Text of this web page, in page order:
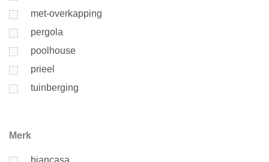
met-overkapping
pergola
poolhouse
prieel
tuinberging
Merk